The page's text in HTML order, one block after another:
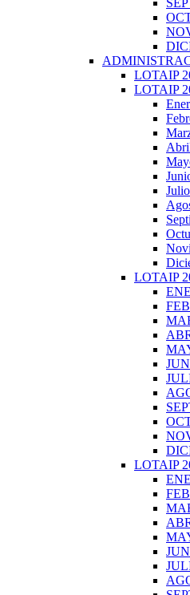
LOTAIP
LOTAIP
Julio
LOTAIP
LOTAIP